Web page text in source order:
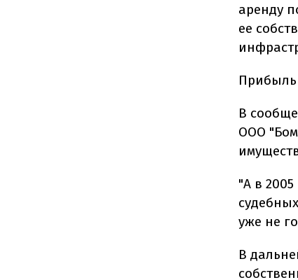
аренду
ее
Прибыль
В
ООО
"А в
уже не
В